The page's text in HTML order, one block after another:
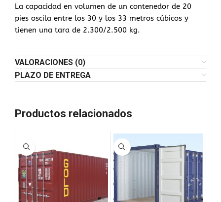
La capacidad en volumen de un contenedor de 20
pies oscila entre los 30 y los 33 metros cúbicos y
tienen una tara de 2.300/2.500 kg.
VALORACIONES (0)
PLAZO DE ENTREGA
Productos relacionados